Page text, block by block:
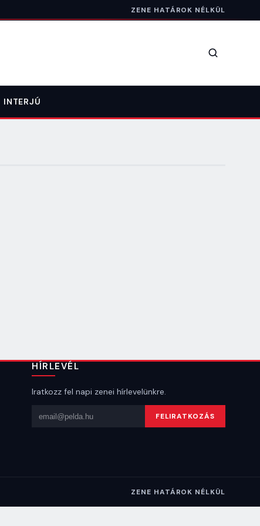
ZENE HATÁROK NÉLKÜL
Keresés
INTERJÚ
HÍRLEVÉL
Iratkozz fel napi zenei hírlevelünkre.
Email cím FELIRATKOZÁS
ZENE HATÁROK NÉLKÜL